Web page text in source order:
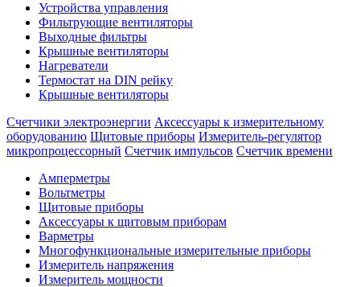
Устройства управления
Фильтрующие вентиляторы
Выходные фильтры
Крышные вентиляторы
Нагреватели
Термостат на DIN рейку
Крышные вентиляторы
Счетчики электроэнергии Аксессуары к измерительному
оборудованию Щитовые приборы Измеритель-регулятор
микропроцессорный Счетчик импульсов Счетчик времени
Амперметры
Вольтметры
Щитовые приборы
Аксессуары к щитовым приборам
Варметры
Многофункциональные измерительные приборы
Измеритель напряжения
Измеритель мощности